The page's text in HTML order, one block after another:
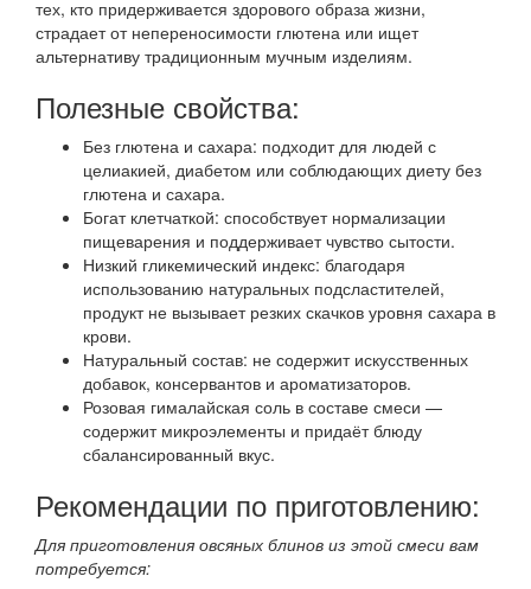
тех, кто придерживается здорового образа жизни,
страдает от непереносимости глютена или ищет
альтернативу традиционным мучным изделиям.
Полезные свойства:
Без глютена и сахара: подходит для людей с
целиакией, диабетом или соблюдающих диету без
глютена и сахара.​
Богат клетчаткой: способствует нормализации
пищеварения и поддерживает чувство сытости.​
Низкий гликемический индекс: благодаря
использованию натуральных подсластителей,
продукт не вызывает резких скачков уровня сахара в
крови.​
Натуральный состав: не содержит искусственных
добавок, консервантов и ароматизаторов.​
Розовая гималайская соль в составе смеси —
содержит микроэлементы и придаёт блюду
сбалансированный вкус.
Рекомендации по приготовлению:
Для приготовления овсяных блинов из этой смеси вам
потребуется:​